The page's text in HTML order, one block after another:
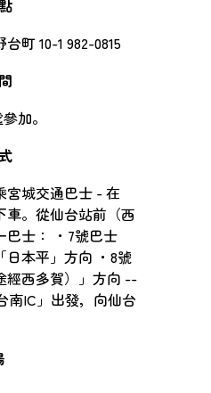
町 10-1 982-0815
加。
城交通巴士 - 在
車。從仙台站前（西
巴士： ・7號巴士
日本平」方向 ・8號
經西多賀）」方向 --
南IC」出發，向仙台